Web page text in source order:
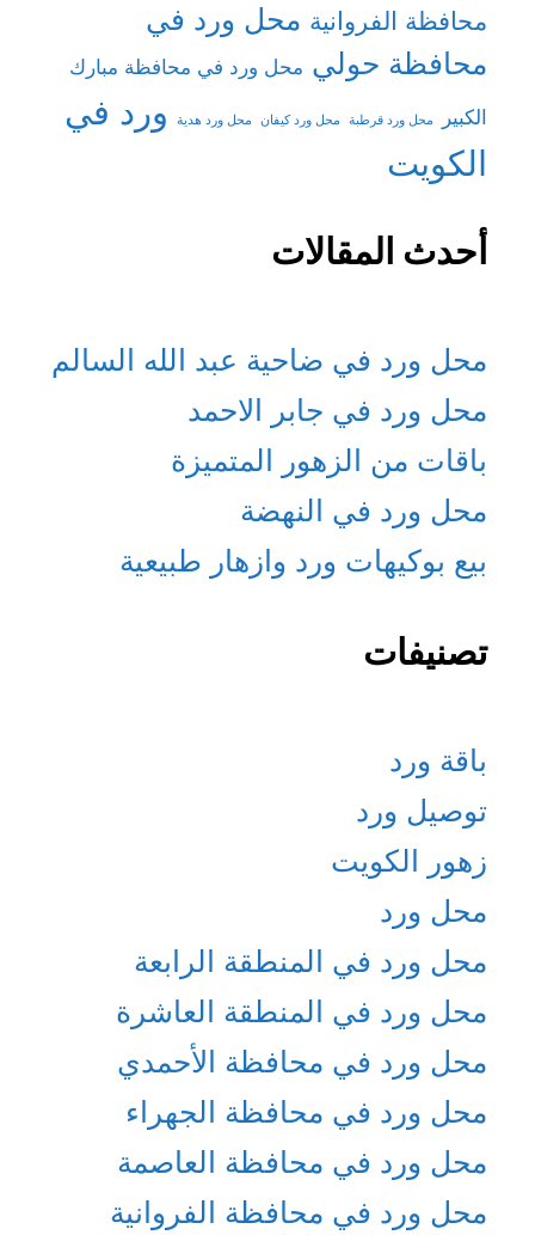
محافظة الفروانية محل ورد في
محافظة حولي محل ورد في محافظة مبارك
الكبير
محل ورد قرطبة محل ورد كيفان محل ورد هدية
ورد في
الكويت
أحدث المقالات
محل ورد في ضاحية عبد الله السالم
محل ورد في جابر الاحمد
باقات من الزهور المتميزة
محل ورد في النهضة
بيع بوكيهات ورد وازهار طبيعية
تصنيفات
باقة ورد
توصيل ورد
زهور الكويت
محل ورد
محل ورد في المنطقة الرابعة
محل ورد في المنطقة العاشرة
محل ورد في محافظة الأحمدي
محل ورد في محافظة الجهراء
محل ورد في محافظة العاصمة
محل ورد في محافظة الفروانية